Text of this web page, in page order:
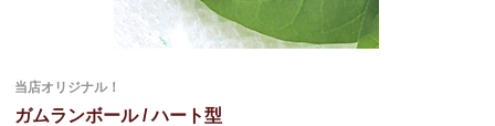
当店オリジナル！
ガムランボール / ハート型